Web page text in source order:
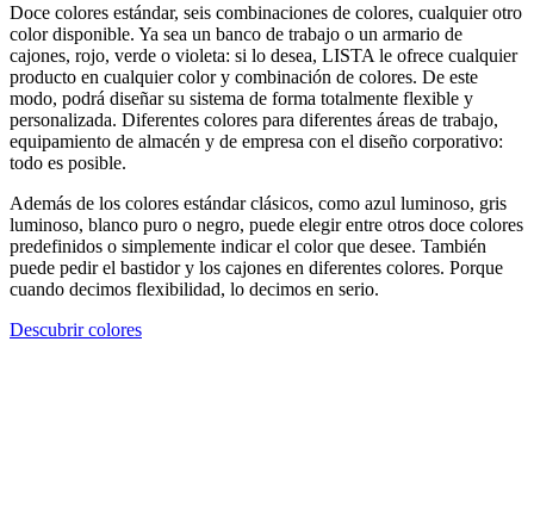
Doce colores estándar, seis combinaciones de colores, cualquier otro
color disponible. Ya sea un banco de trabajo o un armario de
cajones, rojo, verde o violeta: si lo desea, LISTA le ofrece cualquier
producto en cualquier color y combinación de colores. De este
modo, podrá diseñar su sistema de forma totalmente flexible y
personalizada. Diferentes colores para diferentes áreas de trabajo,
equipamiento de almacén y de empresa con el diseño corporativo:
todo es posible.
Además de los colores estándar clásicos, como azul luminoso, gris
luminoso, blanco puro o negro, puede elegir entre otros doce colores
predefinidos o simplemente indicar el color que desee. También
puede pedir el bastidor y los cajones en diferentes colores. Porque
cuando decimos flexibilidad, lo decimos en serio.
Descubrir colores